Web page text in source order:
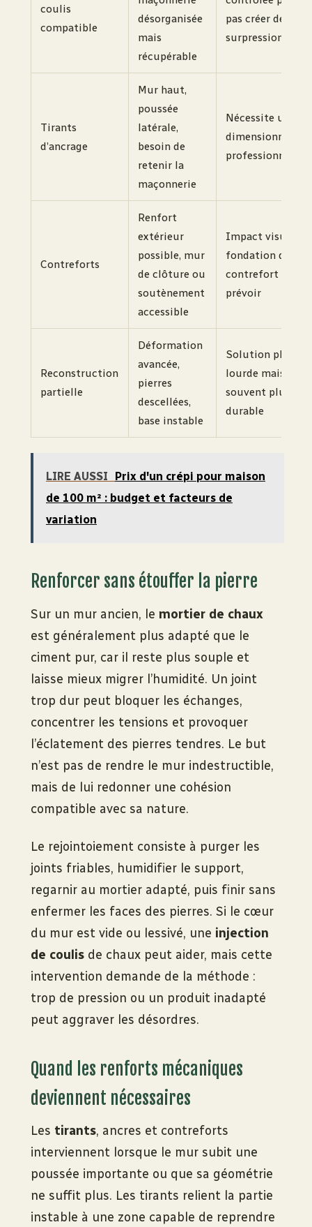
coulis
compatible
désorganisée
mais
récupérable
pas créer de
surpression
Tirants
d’ancrage
Mur haut,
poussée
latérale,
besoin de
retenir la
maçonnerie
Nécessite un
professionnel
Contreforts
Renfort
extérieur
possible, mur
de clôture ou
soutènement
accessible
Impact visuel et
fondation du
contrefort à
prévoir
Reconstruction
partielle
Déformation
avancée,
pierres
descellées,
base instable
Solution plus
lourde mais
souvent plus
durable
LIRE AUSSI
Prix d'un crépi pour maison
de 100 m² : budget et facteurs de
variation
Renforcer sans étouffer la pierre
Sur un mur ancien, le mortier de chaux
est généralement plus adapté que le
ciment pur, car il reste plus souple et
laisse mieux migrer l’humidité. Un joint
trop dur peut bloquer les échanges,
concentrer les tensions et provoquer
l’éclatement des pierres tendres. Le but
n’est pas de rendre le mur indestructible,
mais de lui redonner une cohésion
compatible avec sa nature.
Le rejointoiement consiste à purger les
joints friables, humidifier le support,
regarnir au mortier adapté, puis finir sans
enfermer les faces des pierres. Si le cœur
du mur est vide ou lessivé, une injection
de coulis de chaux peut aider, mais cette
intervention demande de la méthode :
trop de pression ou un produit inadapté
peut aggraver les désordres.
Quand les renforts mécaniques
deviennent nécessaires
Les tirants, ancres et contreforts
interviennent lorsque le mur subit une
poussée importante ou que sa géométrie
ne suffit plus. Les tirants relient la partie
instable à une zone capable de reprendre